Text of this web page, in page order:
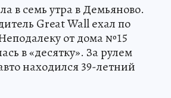
в семь утра в Демьяново.
Great Wall ехал по
от дома №15
в «десятку». За рулем
находился 39-летний